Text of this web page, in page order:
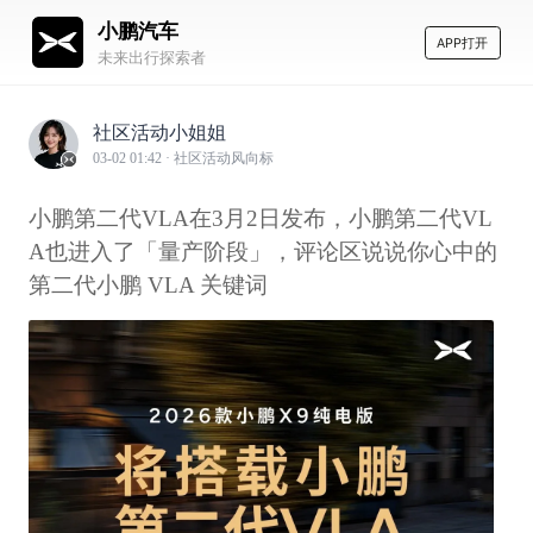
小鹏汽车
未来出行探索者
APP打开
社区活动小姐姐
03-02 01:42 · 社区活动风向标
小鹏第二代VLA在3月2日发布，小鹏第二代VL
A也进入了「量产阶段」，评论区说说你心中的
第二代小鹏 VLA 关键词